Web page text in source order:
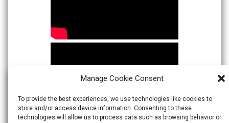
Manage Cookie Consent
To provide the best experiences, we use technologies like cookies to
store and/or access device information. Consenting to these
technologies will allow us to process data such as browsing behavior or